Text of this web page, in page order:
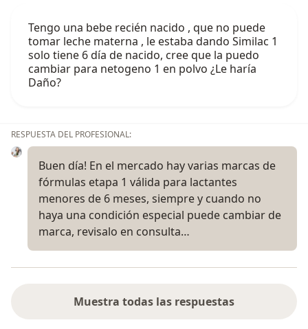
Tengo una bebe recién nacido , que no puede
tomar leche materna , le estaba dando Similac 1
solo tiene 6 día de nacido, cree que la puedo
cambiar para netogeno 1 en polvo ¿Le haría
Daño?
RESPUESTA DEL PROFESIONAL:
Buen día! En el mercado hay varias marcas de
fórmulas etapa 1 válida para lactantes
menores de 6 meses, siempre y cuando no
haya una condición especial puede cambiar de
marca, revisalo en consulta…
Muestra todas las respuestas